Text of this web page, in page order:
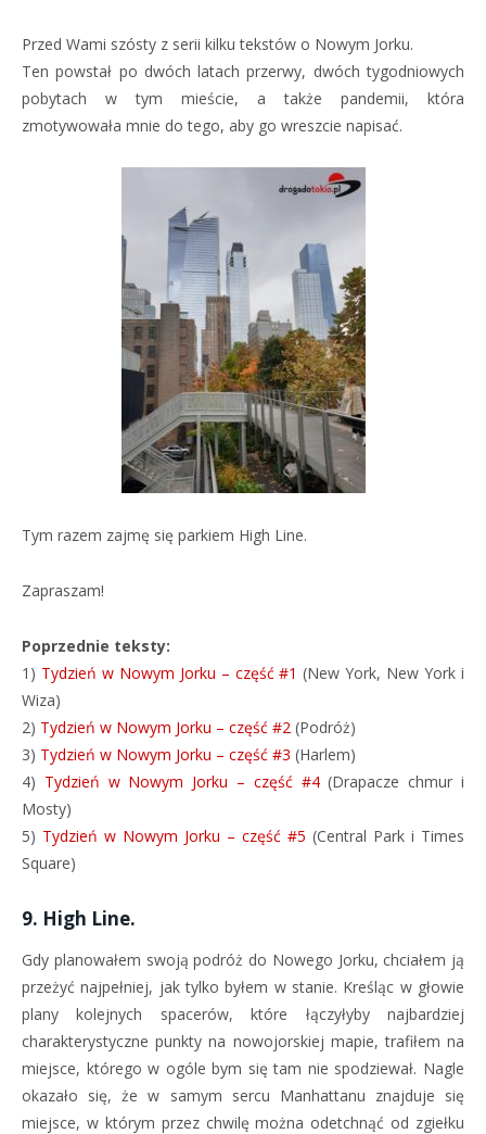
Przed Wami szósty z serii kilku tekstów o Nowym Jorku.
Ten powstał po dwóch latach przerwy, dwóch tygodniowych
pobytach w tym mieście, a także pandemii, która
zmotywowała mnie do tego, aby go wreszcie napisać.
Tym razem zajmę się parkiem High Line.
Zapraszam!
Poprzednie teksty:
1) Tydzień w Nowym Jorku – część #1 (New York, New York i
Wiza)
2) Tydzień w Nowym Jorku – część #2 (Podróż)
3) Tydzień w Nowym Jorku – część #3 (Harlem)
4) Tydzień w Nowym Jorku – część #4(Drapacze chmur i
Mosty)
5) Tydzień w Nowym Jorku – część #5 (Central Park i Times
Square)
9. High Line.
Gdy planowałem swoją podróż do Nowego Jorku, chciałem ją
przeżyć najpełniej, jak tylko byłem w stanie. Kreśląc w głowie
plany kolejnych spacerów, które łączyłyby najbardziej
charakterystyczne punkty na nowojorskiej mapie, trafiłem na
miejsce, którego w ogóle bym się tam nie spodziewał. Nagle
okazało się, że w samym sercu Manhattanu znajduje się
miejsce, w którym przez chwilę można odetchnąć od zgiełku